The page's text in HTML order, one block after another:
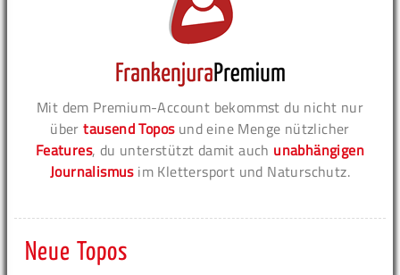
Mit dem Premium-Account bekommst du nicht nur
übertausend Toposund eine Menge nützlicher
Features, du unterstützt damit auch unabhängigen
Journalismusim Klettersport und Naturschutz.
Neue Topos